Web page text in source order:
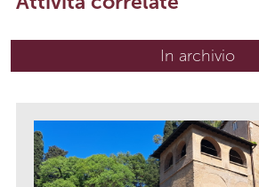
In archivio